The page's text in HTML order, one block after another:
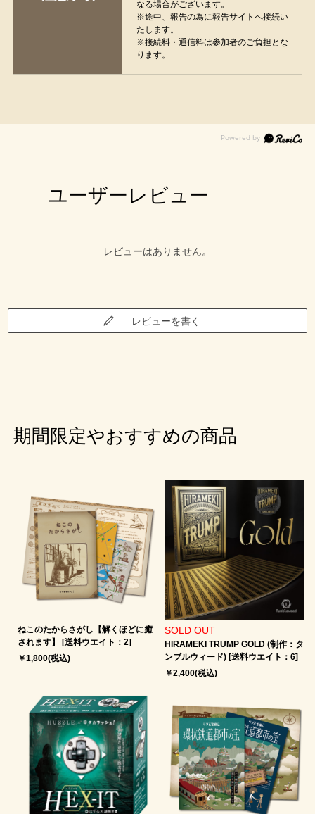
なる場合がございます。
※途中、報告の為に報告サイトへ接続い
たします。
※接続料・通信料は参加者のご負担とな
ります。
ユーザーレビュー
レビューはありません。
レビューを書く
期間限定やおすすめの商品
ねこのたからさがし【解くほどに癒
されます】 [送料ウエイト：2]
￥1,800(税込)
SOLD OUT
HIRAMEKI TRUMP GOLD (制作：タ
ンブルウィード) [送料ウエイト：6]
￥2,400(税込)